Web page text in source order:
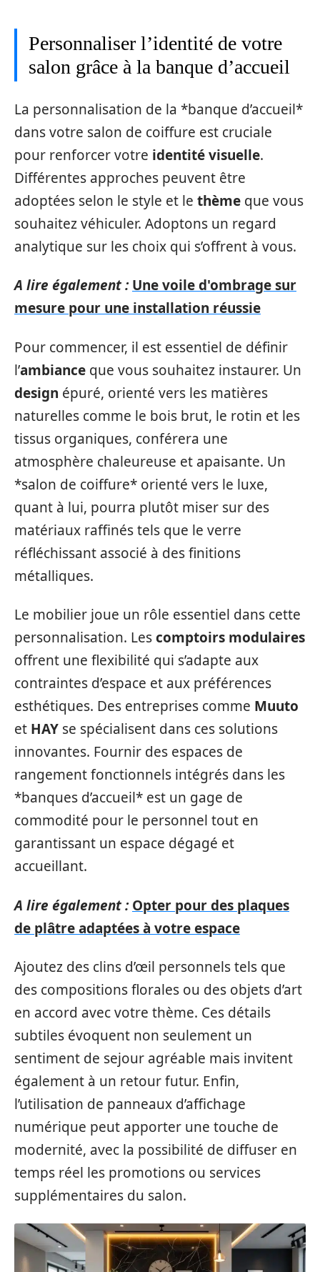
Personnaliser l’identité de votre
salon grâce à la banque d’accueil
La personnalisation de la *banque d’accueil*
dans votre salon de coiffure est cruciale
pour renforcer votre identité visuelle.
Différentes approches peuvent être
adoptées selon le style et le thème que vous
souhaitez véhiculer. Adoptons un regard
analytique sur les choix qui s’offrent à vous.
A lire également : Une voile d'ombrage sur
mesure pour une installation réussie
Pour commencer, il est essentiel de définir
l’ambiance que vous souhaitez instaurer. Un
design épuré, orienté vers les matières
naturelles comme le bois brut, le rotin et les
tissus organiques, conférera une
atmosphère chaleureuse et apaisante. Un
*salon de coiffure* orienté vers le luxe,
quant à lui, pourra plutôt miser sur des
matériaux raffinés tels que le verre
réfléchissant associé à des finitions
métalliques.
Le mobilier joue un rôle essentiel dans cette
personnalisation. Lescomptoirs modulaires
offrent une flexibilité qui s’adapte aux
contraintes d’espace et aux préférences
esthétiques. Des entreprises comme Muuto
et HAY se spécialisent dans ces solutions
innovantes. Fournir des espaces de
rangement fonctionnels intégrés dans les
*banques d’accueil* est un gage de
commodité pour le personnel tout en
garantissant un espace dégagé et
accueillant.
A lire également : Opter pour des plaques
de plâtre adaptées à votre espace
Ajoutez des clins d’œil personnels tels que
des compositions florales ou des objets d’art
en accord avec votre thème. Ces détails
subtiles évoquent non seulement un
sentiment de sejour agréable mais invitent
également à un retour futur. Enfin,
l’utilisation de panneaux d’affichage
numérique peut apporter une touche de
modernité, avec la possibilité de diffuser en
temps réel les promotions ou services
supplémentaires du salon.